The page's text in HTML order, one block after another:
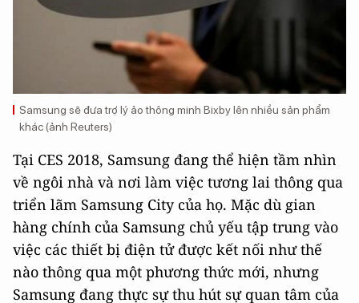
Samsung sẽ đưa trợ lý ảo thông minh Bixby lên nhiều sản phẩm
khác (ảnh Reuters)
Tại CES 2018, Samsung đang thể hiện tầm nhìn
về ngôi nhà và nơi làm việc tương lai thông qua
triển lãm Samsung City của họ. Mặc dù gian
hàng chính của Samsung chủ yếu tập trung vào
việc các thiết bị điện tử được kết nối như thế
nào thông qua một phương thức mới, nhưng
Samsung đang thực sự thu hút sự quan tâm của